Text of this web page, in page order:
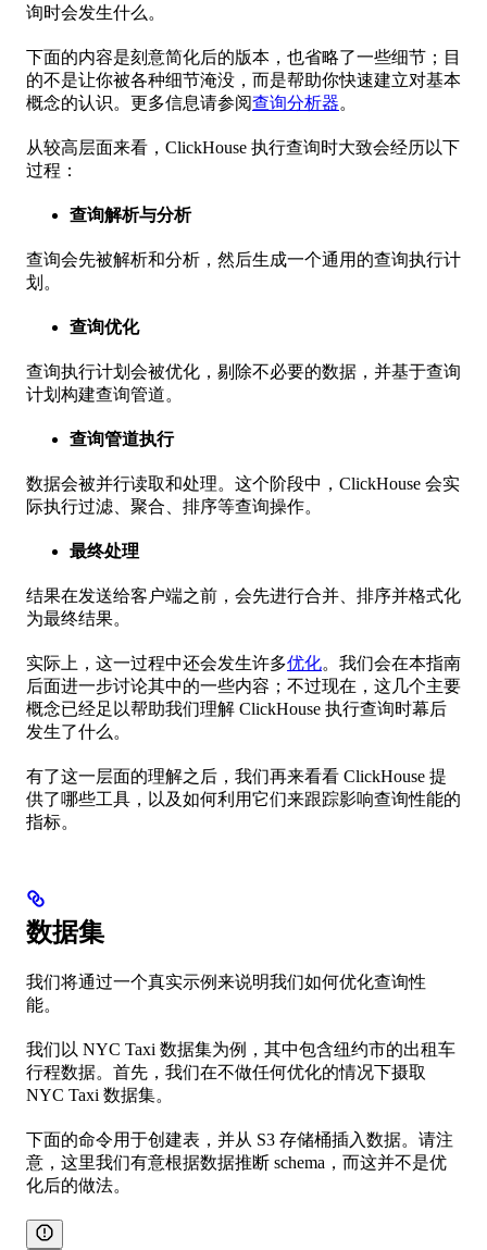
询时会发生什么。
下面的内容是刻意简化后的版本，也省略了一些细节；目
的不是让你被各种细节淹没，而是帮助你快速建立对基本
概念的认识。更多信息请参阅查询分析器。
从较高层面来看，ClickHouse 执行查询时大致会经历以下
过程：
查询解析与分析
查询会先被解析和分析，然后生成一个通用的查询执行计
划。
查询优化
查询执行计划会被优化，剔除不必要的数据，并基于查询
计划构建查询管道。
查询管道执行
数据会被并行读取和处理。这个阶段中，ClickHouse 会实
际执行过滤、聚合、排序等查询操作。
最终处理
结果在发送给客户端之前，会先进行合并、排序并格式化
为最终结果。
实际上，这一过程中还会发生许多优化。我们会在本指南
后面进一步讨论其中的一些内容；不过现在，这几个主要
概念已经足以帮助我们理解 ClickHouse 执行查询时幕后
发生了什么。
有了这一层面的理解之后，我们再来看看 ClickHouse 提
供了哪些工具，以及如何利用它们来跟踪影响查询性能的
指标。
数据集
我们将通过一个真实示例来说明我们如何优化查询性
能。
我们以 NYC Taxi 数据集为例，其中包含纽约市的出租车
行程数据。首先，我们在不做任何优化的情况下摄取
NYC Taxi 数据集。
下面的命令用于创建表，并从 S3 存储桶插入数据。请注
意，这里我们有意根据数据推断 schema，而这并不是优
化后的做法。